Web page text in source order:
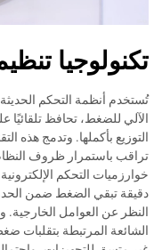
تكنولوجيا
تُستخدم أنظمة التحكم
الآلي للضغط، تحافظ
التوزيع بأكملها. وتدمج هذه
تراقب باستمرار ظروف
خوارزميات التحكم
دقيقة تبقي الضغط ضمن
النظر عن العوامل الخارجية.
الشائعة المرتبطة بتقلبات